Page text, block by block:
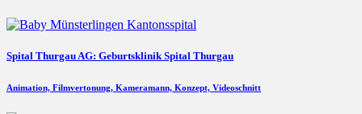
Spital Thurgau AG: Geburtsklinik Spital Thurgau
Animation, Filmvertonung, Kameramann, Konzept, Videoschnitt